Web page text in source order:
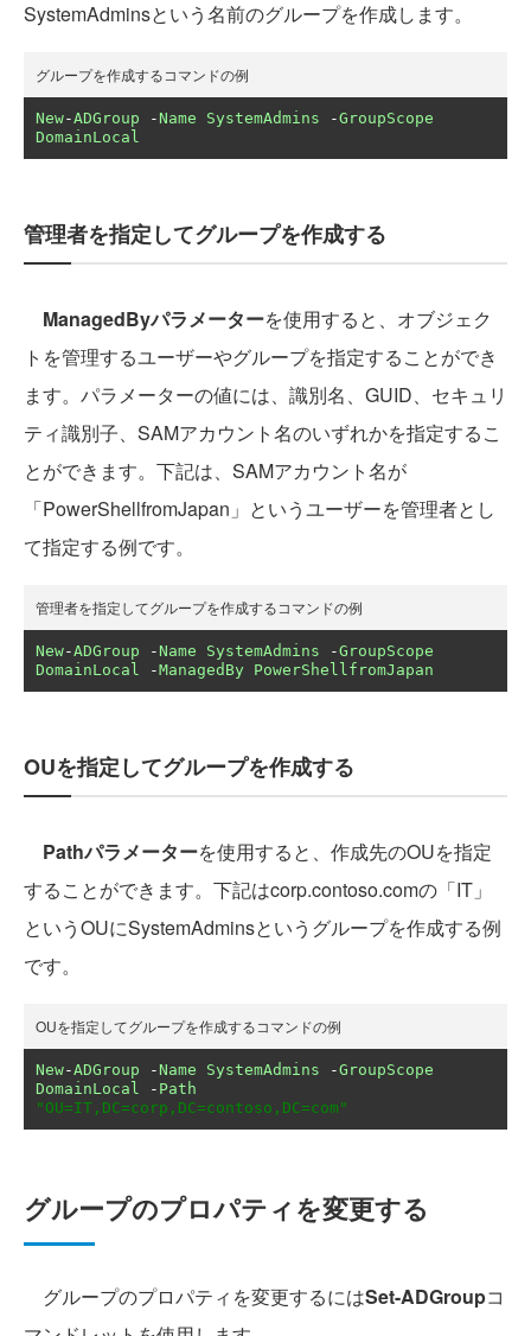
SystemAdminsという名前のグループを作成します。
グループを作成するコマンドの例
New-ADGroup -Name SystemAdmins -GroupScope
DomainLocal
管理者を指定してグループを作成する
ManagedByパラメーターを使用すると、オブジェク
トを管理するユーザーやグループを指定することができ
ます。パラメーターの値には、識別名、GUID、セキュリ
ティ識別子、SAMアカウント名のいずれかを指定するこ
とができます。下記は、SAMアカウント名が
「PowerShellfromJapan」というユーザーを管理者とし
て指定する例です。
管理者を指定してグループを作成するコマンドの例
New-ADGroup -Name SystemAdmins -GroupScope
DomainLocal
-ManagedBy PowerShellfromJapan
OUを指定してグループを作成する
Pathパラメーターを使用すると、作成先のOUを指定
することができます。下記はcorp.contoso.comの「IT」
というOUにSystemAdminsというグループを作成する例
です。
OUを指定してグループを作成するコマンドの例
New-ADGroup -Name SystemAdmins -GroupScope
DomainLocal
- Path
"OU=IT,DC=corp,DC=contoso,DC=com"
グループのプロパティを変更する
グループのプロパティを変更するにはSet-ADGroupコ